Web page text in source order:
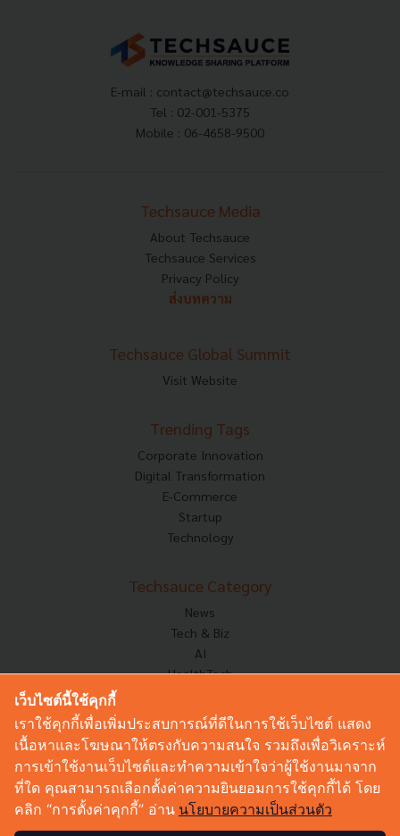
E-mail : contact@techsauce.co
Tel : 02-001-5375
Mobile : 06-4658-9500
Techsauce Media
About Techsauce
Techsauce Services
Privacy Policy
ส่งบทความ
Techsauce Global Summit
Visit Website
Trending Tags
Corporate Innovation
Digital Transformation
E-Commerce
Startup
Technology
Techsauce Category
News
Tech & Biz
AI
HealthTech
Corp Innov
Saucy Thoughts
Based On
Sustainable
Videos
Podcast
เว็บไซต์นี้ใช้คุกกี้
เราใช้คุกกี้เพื่อเพิ่มประสบการณ์ที่ดีในการใช้เว็บไซต์ แสดง
เนื้อหาและโฆษณาให้ตรงกับความสนใจ รวมถึงเพื่อวิเคราะห์
การเข้าใช้งานเว็บไซต์และทำความเข้าใจว่าผู้ใช้งานมาจาก
ที่ใด คุณสามารถเลือกตั้งค่าความยินยอมการใช้คุกกี้ได้ โดย
คลิก “การตั้งค่าคุกกี้” อ่าน นโยบายความเป็นส่วนตัว